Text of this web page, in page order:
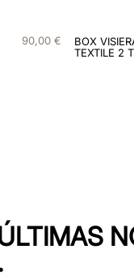
90,00 €
BOX
TEXTILE 2